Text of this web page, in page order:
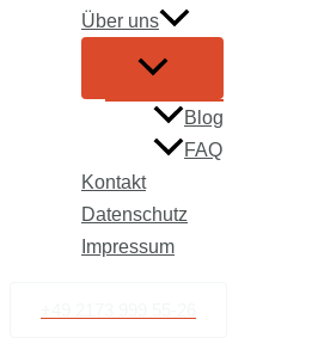
Über uns
Blog
FAQ
Kontakt
Datenschutz
Impressum